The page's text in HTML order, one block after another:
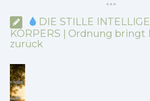
***
DIE STILLE
KÖRPERS | Ordnung bringt
zurück